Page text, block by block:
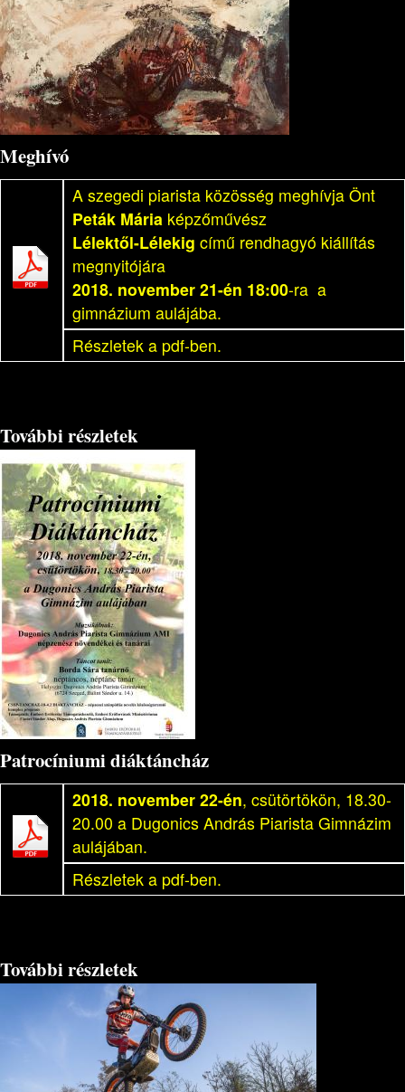
Meghívó
A szegedi piarista közösség meghívja Önt
Peták Mária képzőművész
Lélektől-Lélekig című rendhagyó kiállítás
megnyitójára
2018. november 21-én 18:00-ra a
gimnázium aulájába.
Részletek a pdf-ben.
További részletek
Patrocíniumi diáktáncház
2018. november 22-én, csütörtökön, 18.30-
20.00 a Dugonics András Piarista Gimnázim
aulájában.
Részletek a pdf-ben.
További részletek